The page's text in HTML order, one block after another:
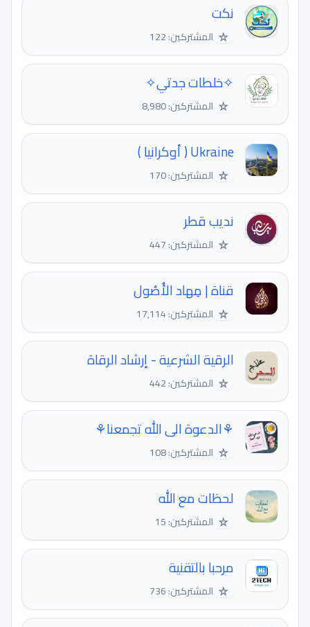
نكت
☆ المشتركين: 122
✧خلطات جدتي✧
☆ المشتركين: 8,980
Ukraine ( أوكرانيا )
☆ المشتركين: 170
نديب قطر
☆ المشتركين: 447
قناة | مِهاد الأُصُول
☆ المشتركين: 17,114
الرقية الشرعية - إرشاد الرقاة
☆ المشتركين: 442
⚘الدعوة الى الله تجمعنا⚘
☆ المشتركين: 108
لحظات مع الله
☆ المشتركين: 15
مرحبا بالتقنية
☆ المشتركين: 736